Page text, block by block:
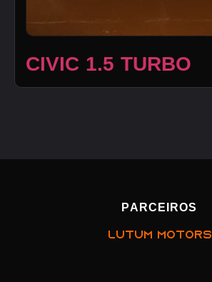
CIVIC 1.5 TURBO
PARCEIROS
LUTUM MOTORS